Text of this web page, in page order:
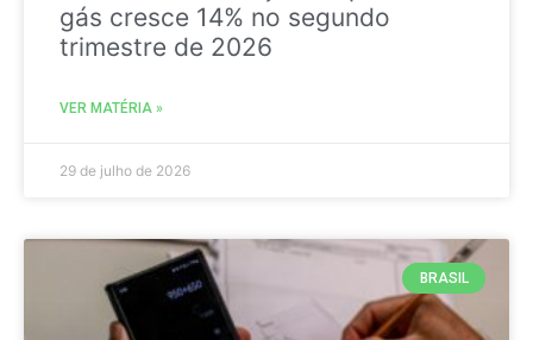
gás cresce 14% no segundo
trimestre de 2026
VER MATÉRIA »
29 de julho de 2026
BRASIL